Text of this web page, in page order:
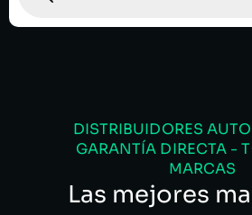
DISTRIBUIDORES
GARANTÍA DIRECTA -
MARCAS
Las mejores